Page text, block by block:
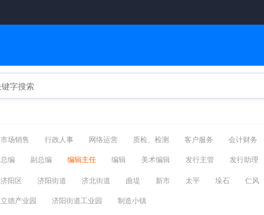
市场销售 行政人事 网络运营 质检、检测 客户服务 会计财务
餐饮休闲 管理运营 物流贸易 后勤/家政 网络硬件 机械仪表
总编 副总编 编辑主任 编辑 美术编辑 发行主管 发行助理
济阳区 济阳街道 济北街道 曲堤 新市 太平 垛石 仁风
章丘区 高新区 其他地区 测试
立德产业园 济阳街道工业园
制造小镇